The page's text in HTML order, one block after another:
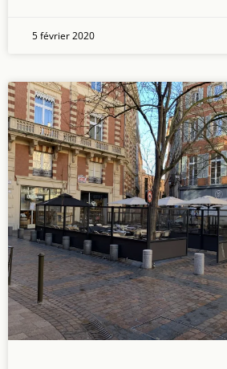
5 février 2020